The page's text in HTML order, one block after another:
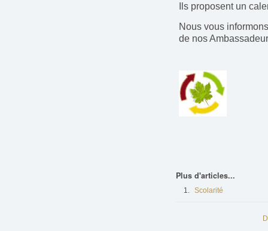
Ils proposent un
Nous vous
de nos
Plus d'articles...
Scolarité